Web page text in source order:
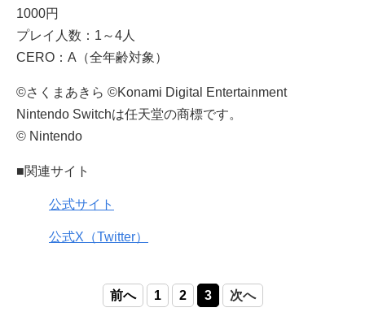
1000円
プレイ人数：1～4人
CERO：A（全年齢対象）
©さくまあきら ©Konami Digital Entertainment
Nintendo Switchは任天堂の商標です。
© Nintendo
■関連サイト
公式サイト
公式X（Twitter）
前へ 1 2 3 次へ